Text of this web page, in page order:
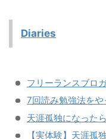
Diaries
フリーランスブロ
7回読み勉強法を
天涯孤独になった
【実体験】天涯孤